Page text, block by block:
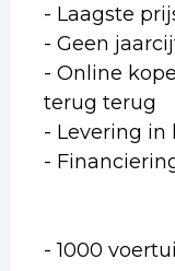
- Laagste
- Geen
- Online
terug terug
- Levering in
-
- 1000